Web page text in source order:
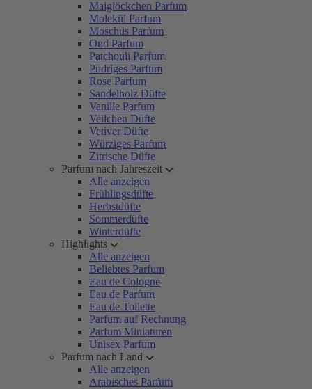
Maiglöckchen Parfum
Molekül Parfum
Moschus Parfum
Oud Parfum
Patchouli Parfum
Pudriges Parfum
Rose Parfum
Sandelholz Düfte
Vanille Parfum
Veilchen Düfte
Vetiver Düfte
Würziges Parfum
Zitrische Düfte
Parfum nach Jahreszeit
Alle anzeigen
Frühlingsdüfte
Herbstdüfte
Sommerdüfte
Winterdüfte
Highlights
Alle anzeigen
Beliebtes Parfum
Eau de Cologne
Eau de Parfum
Eau de Toilette
Parfum auf Rechnung
Parfum Miniaturen
Unisex Parfum
Parfum nach Land
Alle anzeigen
Arabisches Parfum